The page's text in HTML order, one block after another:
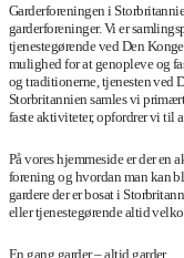
Garderforeningen i
garderforeninger. Vi er
tjenestegørende ved Den
mulighed for at genopleve og
og traditionerne, tjenesten ved
Storbritannien samles vi
faste aktiviteter, opfordrer vi til
På vores hjemmeside er der
forening og hvordan man kan
gardere der er bosat i
eller tjenestegørende altid
En gang garder – altid garder